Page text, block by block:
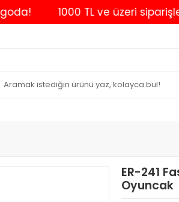
1000 TL ve üzeri siparişlerde
ER-241
Oyuncak